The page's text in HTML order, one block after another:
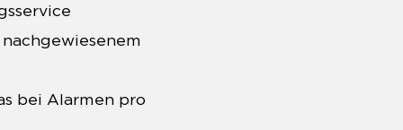
bei Alarmen pro